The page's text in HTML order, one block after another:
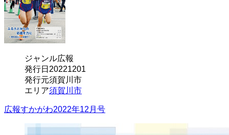
ジャンル広報
発行日 20221201
発行元須賀川市
エリア須賀川市
広報すかがわ2022年12月号